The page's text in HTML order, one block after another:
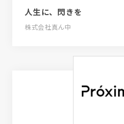
人生に、閃きを
株式会社真ん中